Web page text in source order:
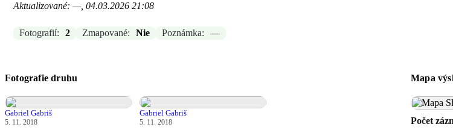
Aktualizované: —, 04.03.2026 21:08
Fotografií: 2 Zmapované: Nie Poznámka: —
Fotografie druhu
Gabriel Gabriš
5. 11. 2018
Gabriel Gabriš
5. 11. 2018
Mapa
Počet